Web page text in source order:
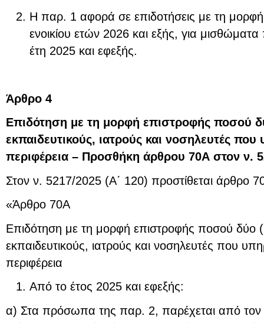
Η παρ. 1 αφορά σε επιδοτήσεις με τη
ενοικίου ετών 2026 και εξής, για
έτη 2025 και εφεξής.
Άρθρο 4
Επιδότηση με τη μορφή επιστροφής ποσού
εκπαιδευτικούς, ιατρούς και νοσηλευτές
περιφέρεια – Προσθήκη άρθρου 70Α στον ν.
Στον ν. 5217/2025 (Α΄ 120) προστίθεται άρθρο
«Άρθρο 70Α
Επιδότηση με τη μορφή επιστροφής ποσού δύο
εκπαιδευτικούς, ιατρούς και νοσηλευτές που
περιφέρεια
Από το έτος 2025 και εφεξής:
α) Στα πρόσωπα της παρ. 2, παρέχεται από τον